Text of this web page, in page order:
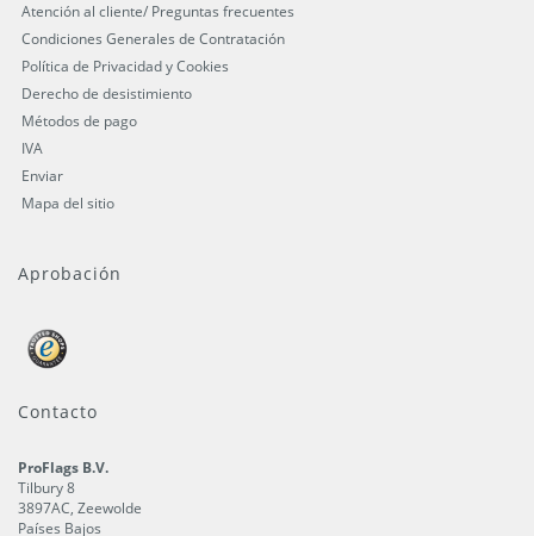
Atención al cliente/ Preguntas frecuentes
Condiciones Generales de Contratación
Política de Privacidad y Cookies
Derecho de desistimiento
Métodos de pago
IVA
Enviar
Mapa del sitio
Aprobación
Contacto
ProFlags B.V.
Tilbury 8
3897AC, Zeewolde
Países Bajos